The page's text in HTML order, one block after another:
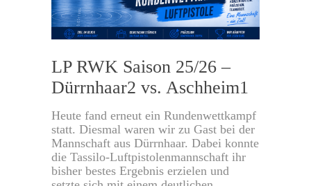
LP RWK Saison 25/26 –
Dürrnhaar2 vs. Aschheim1
Heute fand erneut ein Rundenwettkampf
statt. Diesmal waren wir zu Gast bei der
Mannschaft aus Dürrnhaar. Dabei konnte
die Tassilo-Luftpistolenmannschaft ihr
bisher bestes Ergebnis erzielen und